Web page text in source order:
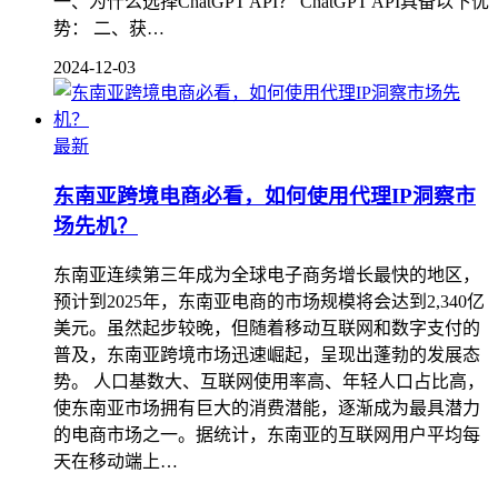
势： 二、获…
2024-12-03
最新
东南亚跨境电商必看，如何使用代理IP洞察市
场先机？
东南亚连续第三年成为全球电子商务增长最快的地区，
预计到2025年，东南亚电商的市场规模将会达到2,340亿
美元。虽然起步较晚，但随着移动互联网和数字支付的
普及，东南亚跨境市场迅速崛起，呈现出蓬勃的发展态
势。 人口基数大、互联网使用率高、年轻人口占比高，
使东南亚市场拥有巨大的消费潜能，逐渐成为最具潜力
的电商市场之一。据统计，东南亚的互联网用户平均每
天在移动端上…